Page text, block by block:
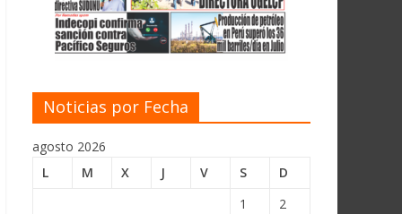
Noticias por Fecha
agosto 2026
L
M X J V S
D
1
2